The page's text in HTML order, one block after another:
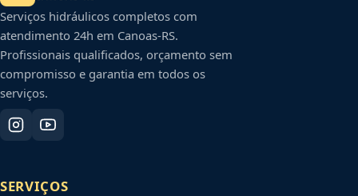
Serviços hidráulicos completos com
atendimento 24h em Canoas-RS.
Profissionais qualificados, orçamento sem
compromisso e garantia em todos os
serviços.
SERVIÇOS